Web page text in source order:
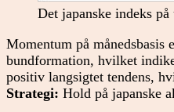
Det japanske indeks på
Momentum på månedsbasis
bundformation, hvilket
positiv langsigtet tendens,
Strategi: Hold på japanske